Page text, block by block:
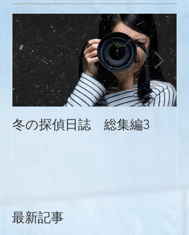
冬の探偵日誌 総集編3
最新記事